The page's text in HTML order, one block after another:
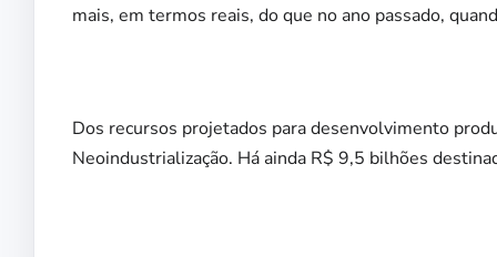
mais, em termos reais, do que no ano passado,
Dos recursos projetados para desenvolvimento
Neoindustrialização. Há ainda R$ 9,5 bilhões